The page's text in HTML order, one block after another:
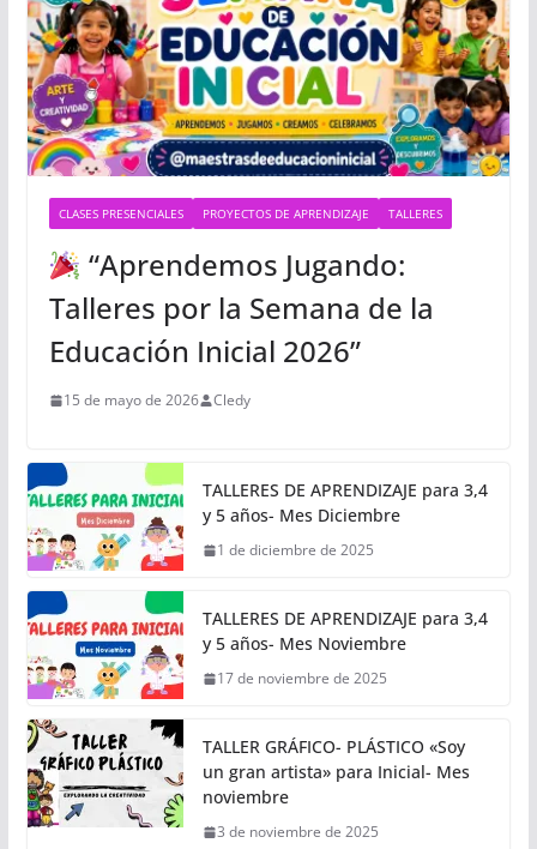
CLASES PRESENCIALES PROYECTOS DE APRENDIZAJE TALLERES
“Aprendemos Jugando:
Talleres por la Semana de la
Educación Inicial 2026”
15 de mayo de 2026 Cledy
TALLERES DE APRENDIZAJE para 3,4
y 5 años- Mes Diciembre
1 de diciembre de 2025
TALLERES DE APRENDIZAJE para 3,4
y 5 años- Mes Noviembre
17 de noviembre de 2025
TALLER GRÁFICO- PLÁSTICO «Soy
un gran artista» para Inicial- Mes
noviembre
3 de noviembre de 2025